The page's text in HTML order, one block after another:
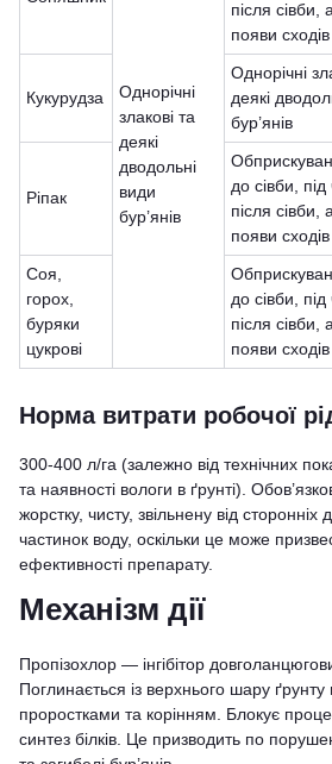
Однорічні
злакові та
деякі
дводольні
види
бур’янів
після сівби,
появи
Кукурудза
Однорічні
деякі
бур’янів
Ріпак
до сівби, під
після сівби,
появи сходів
Соя,
горох,
буряки
цукрові
до сівби, під
після сівби,
появи сходів
Норма витрати робочої
300-400 л/га (залежно від технічних
та наявності вологи в ґрунті).
жорстку, чисту, звільнену від сторонніх
частинок воду, оскільки це може
ефективності препарату.
Механізм дії
Пропізохлор — інгібітор
Поглинається із верхнього шару
проростками та корінням. Блокує
синтез білків. Це призводить по